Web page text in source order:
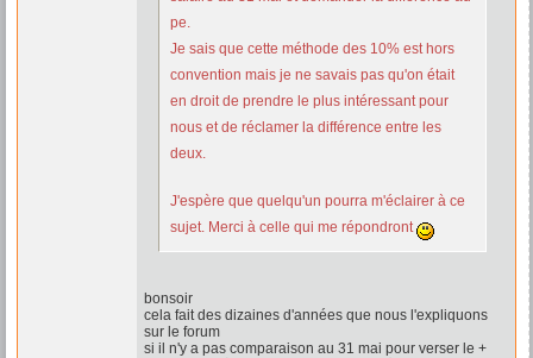
pe.
Je sais que cette méthode des 10% est hors
convention mais je ne savais pas qu'on était
en droit de prendre le plus intéressant pour
nous et de réclamer la différence entre les
deux.
J'espère que quelqu'un pourra m'éclairer à ce
sujet. Merci à celle qui me répondront
bonsoir
cela fait des dizaines d'années que nous l'expliquons
sur le forum
si il n'y a pas comparaison au 31 mai pour verser le +